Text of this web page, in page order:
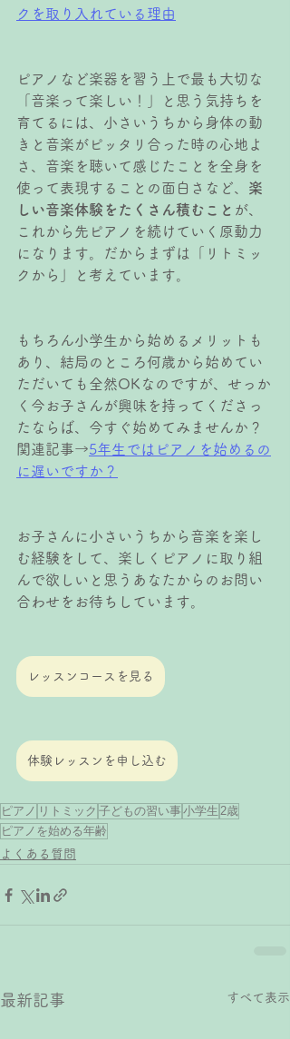
クを取り入れている理由
ピアノなど楽器を習う上で最も大切な
「音楽って楽しい！」と思う気持ちを
育てるには、小さいうちから身体の動
きと音楽がピッタリ合った時の心地よ
さ、音楽を聴いて感じたことを全身を
使って表現することの面白さなど、 楽
しい音楽体験をたくさん積むこと が、
これから先ピアノを続けていく原動力
になります。だからまずは「リトミッ
クから」と考えています。
もちろん小学生から始めるメリットも
あり、結局のところ何歳から始めてい
ただいても全然OKなのですが、せっか
く今お子さんが興味を持ってくださっ
たならば、今すぐ始めてみませんか？
関連記事→5年生ではピアノを始めるの
に遅いですか？
お子さんに小さいうちから音楽を楽し
む経験をして、楽しくピアノに取り組
んで欲しいと思うあなたからのお問い
合わせをお待ちしています。
レッスンコースを見る
体験レッスンを申し込む
ピアノ リトミック 子どもの習い事 小学生 2歳
ピアノを始める年齢
よくある質問
最新記事 すべて表示